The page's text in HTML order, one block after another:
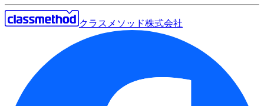
クラスメソッド株式会社